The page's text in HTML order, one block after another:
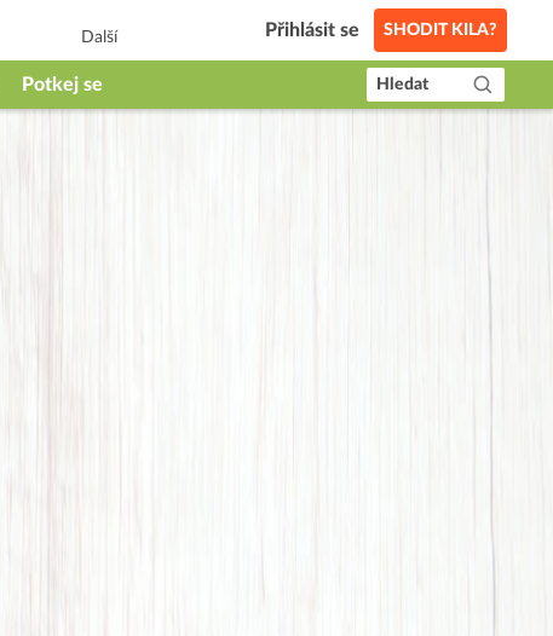
Další Přihlásit se SHODIT KILA?
Potkej se Hledat